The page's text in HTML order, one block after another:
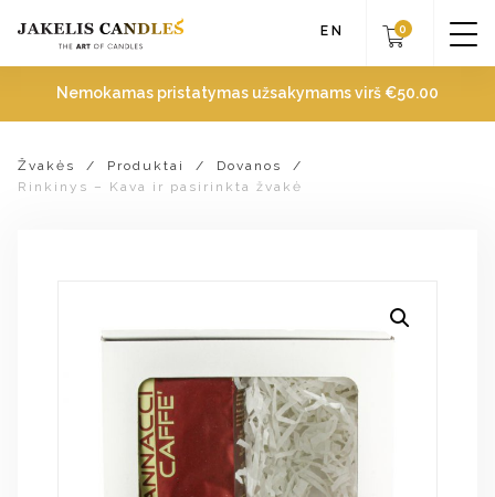
Nemokamas pristatymas užsakymams virš €50.00
EN 0
Žvakės / Produktai / Dovanos
/
Rinkinys – Kava ir pasirinkta žvakė